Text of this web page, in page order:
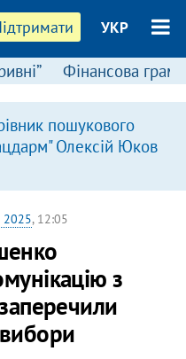
УКР
Фінансова
пошукового
Олексій Юков
2025, 12:05
з